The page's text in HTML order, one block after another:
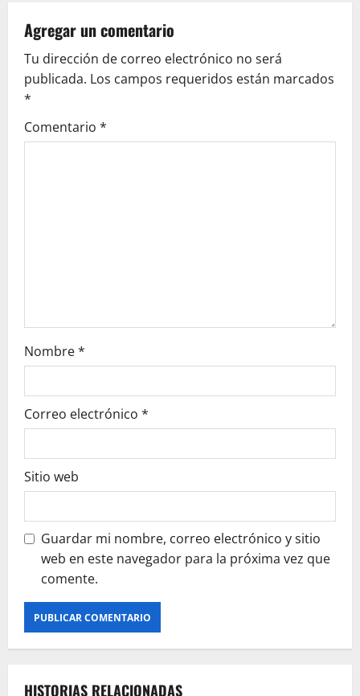
i
g
a
t
Agregar un comentario
Tu dirección de correo electrónico no será
publicada. Los campos requeridos están marcados
*
Comentario *
Nombre*
Correo electrónico *
Sitio web
Guardar mi nombre, correo electrónico y sitio
web en este navegador para la próxima vez que
comente.
HISTORIAS RELACIONADAS